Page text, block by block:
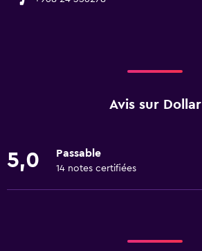
Avis sur Dollar
5,0 Passable
14 notes certifiées